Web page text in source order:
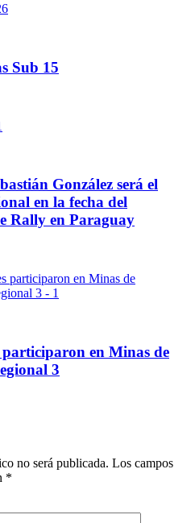
Sub 15
González será el
en la fecha del
Rally en Paraguay
en Minas de
3
no será publicada. Los campos
*